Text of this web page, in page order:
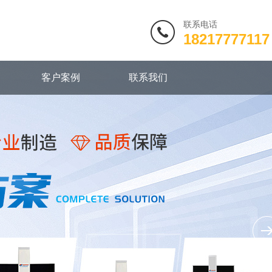
联系电话
18217777117
客户案例 联系我们